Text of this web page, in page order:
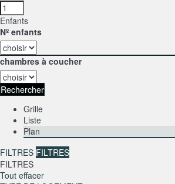
Enfants
Nº enfants
chambres à coucher
Rechercher
Grille
Liste
Plan
FILTRES FILTRES
FILTRES
Tout effacer